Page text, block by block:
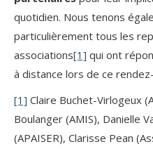
quotidien. Nous tenons
particulièrement tous les
associations[1] qui ont
à distance lors de ce
[1] Claire Buchet-Virlogeux
Boulanger (AMIS), Danielle
(APAISER), Clarisse Pean